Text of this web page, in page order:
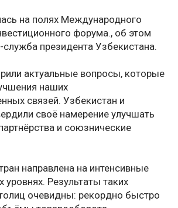
на полях Международного
форума., об этом
президента Узбекистана.
актуальные вопросы, которые
наших
связей. Узбекистан и
своё намерение улучшать
и союзнические
направлена на интенсивные
уровнях. Результаты таких
очевидны: рекордно быстро